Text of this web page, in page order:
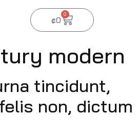
₡0
0
modern
tincidunt,
non, dictum